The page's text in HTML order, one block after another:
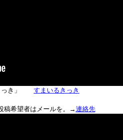
っき」 すまいるきっき
希望者はメールを。→連絡先